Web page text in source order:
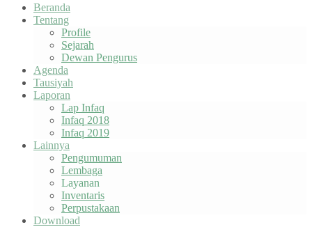
Beranda
Tentang
Profile
Sejarah
Dewan Pengurus
Agenda
Tausiyah
Laporan
Lap Infaq
Infaq 2018
Infaq 2019
Lainnya
Pengumuman
Lembaga
Layanan
Inventaris
Perpustakaan
Download